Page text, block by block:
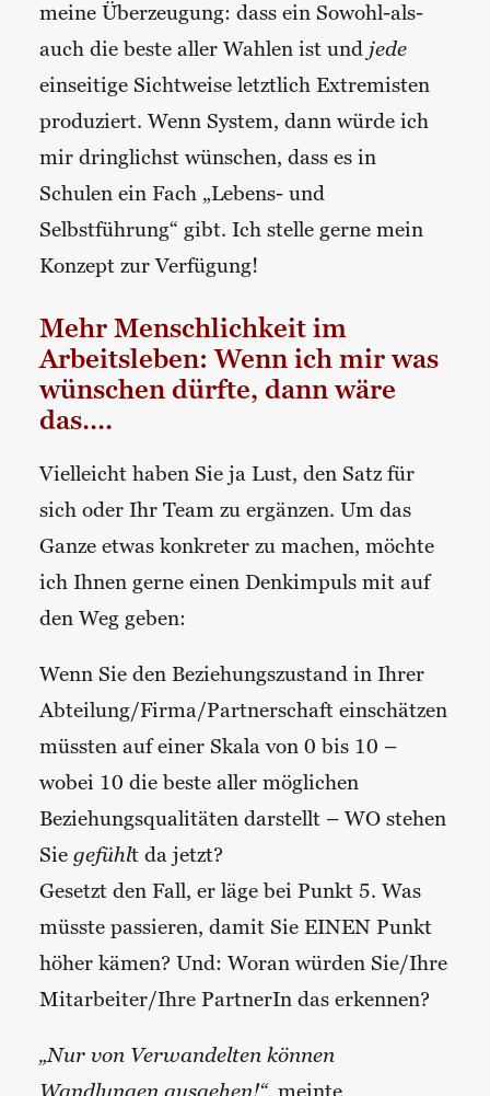
meine Überzeugung: dass ein Sowohl-als-
auch die beste aller Wahlen ist und jede
einseitige Sichtweise letztlich Extremisten
produziert. Wenn System, dann würde ich
mir dringlichst wünschen, dass es in
Schulen ein Fach „Lebens- und
Selbstführung“ gibt. Ich stelle gerne mein
Konzept zur Verfügung!
Mehr Menschlichkeit im
Arbeitsleben: Wenn ich mir was
wünschen dürfte, dann wäre
das….
Vielleicht haben Sie ja Lust, den Satz für
sich oder Ihr Team zu ergänzen. Um das
Ganze etwas konkreter zu machen, möchte
ich Ihnen gerne einen Denkimpuls mit auf
den Weg geben:
Wenn Sie den Beziehungszustand in Ihrer
Abteilung/Firma/Partnerschaft einschätzen
müssten auf einer Skala von 0 bis 10 –
wobei 10 die beste aller möglichen
Beziehungsqualitäten darstellt – WO stehen
Sie gefühlt da jetzt?
Gesetzt den Fall, er läge bei Punkt 5. Was
müsste passieren, damit Sie EINEN Punkt
höher kämen? Und: Woran würden Sie/Ihre
Mitarbeiter/Ihre PartnerIn das erkennen?
„Nur von Verwandelten können